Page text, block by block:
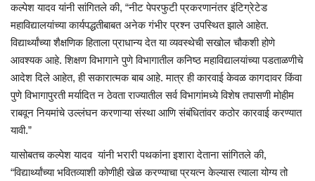
कल्पेश यादव यांनी सांगितले की, “नीट पेपरफुटी प्रकरणानंतर इंटिग्रेटेड
महाविद्यालयांच्या कार्यपद्धतीबाबत अनेक गंभीर प्रश्न उपस्थित झाले आहेत.
विद्यार्थ्यांच्या शैक्षणिक हिताला प्राधान्य देत या व्यवस्थेची सखोल चौकशी होणे
आवश्यक आहे. शिक्षण विभागाने पुणे विभागातील कनिष्ठ महाविद्यालयांच्या पडताळणीचे
आदेश दिले आहेत, ही सकारात्मक बाब आहे. मात्र ही कारवाई केवळ कागदावर किंवा
पुणे विभागापुरती मर्यादित न ठेवता राज्यातील सर्व विभागांमध्ये विशेष तपासणी मोहीम
राबवून नियमांचे उल्लंघन करणाऱ्या संस्था आणि संबंधितांवर कठोर कारवाई करण्यात
यावी.”
यासोबतच कल्पेश यादव यांनी भरारी पथकांना इशारा देताना सांगितले की,
“विद्यार्थ्यांच्या भवितव्याशी कोणीही खेळ करण्याचा प्रयत्न केल्यास त्याला योग्य तो